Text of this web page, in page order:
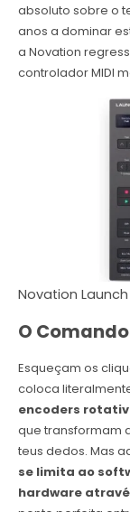
absoluto sobre o
anos a dominar
a Novation
controlador MIDI
Novation Launch
O
Esqueçam os
coloca
encoders
que transformam
teus dedos. Mas
se limita ao
hardware